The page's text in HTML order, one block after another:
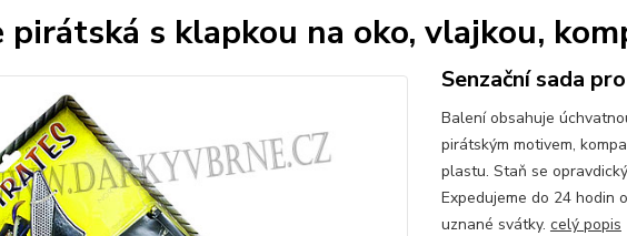
pirátská s klapkou na oko, vlajkou,
Senzační sada
Balení obsahuje
pirátským motivem,
plastu. Staň se
Expedujeme do 24 hodin
uznané svátky. celý popis